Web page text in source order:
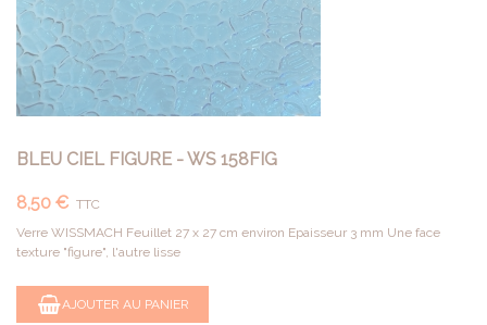
BLEU CIEL FIGURE - WS 158FIG
8,50 € TTC
Verre WISSMACH Feuillet 27 x 27 cm environ Epaisseur 3 mm Une face
texture "figure", l'autre lisse
AJOUTER AU PANIER